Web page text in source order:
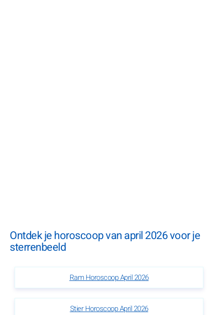
Ontdek je horoscoop van april 2026 voor je
sterrenbeeld
Ram Horoscoop April 2026
Stier Horoscoop April 2026